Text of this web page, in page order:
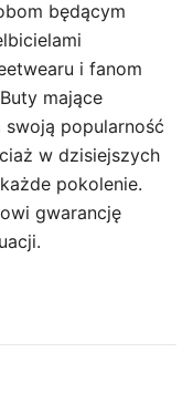
będącym
i fanom
mające
popularność
w dzisiejszych
pokolenie.
gwarancję